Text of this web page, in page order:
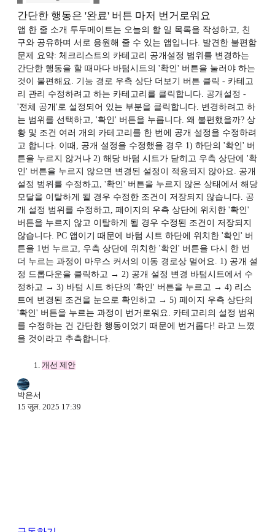
간단한 행동은 '완료' 버튼 마저 번거로워요
앱 한 줄 소개 투두메이트는 오늘의 할 일 목록을 작성하고, 친
구와 공유하며 서로 응원해 줄 수 있는 앱입니다. 발견한 불편함
문제 요약: 체크리스트의 카테고리 공개설정 범위를 변경하는
간단한 행동을 할 때마다 바텀시트의 '확인' 버튼을 눌러야 하는
것이 불편해요. 기능 경로 우측 상단 더보기 버튼 클릭 - 카테고
리 관리 수정하려고 하는 카테고리를 클릭합니다. 공개설정 -
'전체 공개'로 설정되어 있는 부분을 클릭합니다. 변경하려고 하
는 범위를 선택하고, '확인' 버튼을 누릅니다. 왜 불편했을까? 상
황 및 조건 여러 개의 카테고리를 한 번에 공개 설정을 수정하려
고 합니다. 이때, 공개 설정을 수정했을 경우 1) 하단의 '확인' 버
튼을 누르지 않거나 2) 해당 바텀 시트가 닫히고 우측 상단에 '확
인' 버튼을 누르지 않으면 변경된 설정이 적용되지 않아요. 공개
설정 범위를 수정하고, '확인' 버튼을 누르지 않은 상태에서 해당
모달을 이탈하게 될 경우 수정한 조건이 저장되지 않습니다. 공
개 설정 범위를 수정하고, 페이지의 우측 상단에 위치한 '확인'
버튼을 누르지 않고 이탈하게 될 경우 수정된 조건이 저장되지
않습니다. PC 앱이기 때문에 바텀 시트 하단에 위치한 '확인' 버
튼을 1번 누르고, 우측 상단에 위치한 '확인' 버튼을 다시 한 번
더 누르는 과정이 마우스 커서의 이동 경로상 멀어요. 1) 공개 설
정 드롭다운을 클릭하고 → 2) 공개 설정 변경 바텀시트에서 수
정하고 → 3) 바텀 시트 하단의 '확인' 버튼을 누르고 → 4) 리스
트에 변경된 조건을 눈으로 확인하고 → 5) 페이지 우측 상단의
'확인' 버튼을 누르는 과정이 번거로워요. 카테고리의 설정 범위
를 수정하는 건 간단한 행동이었기 때문에 번거롭다! 라고 느꼈
을 것이라고 추측합니다.
개선 제안
박은서
15 जुल. 2025 17:39